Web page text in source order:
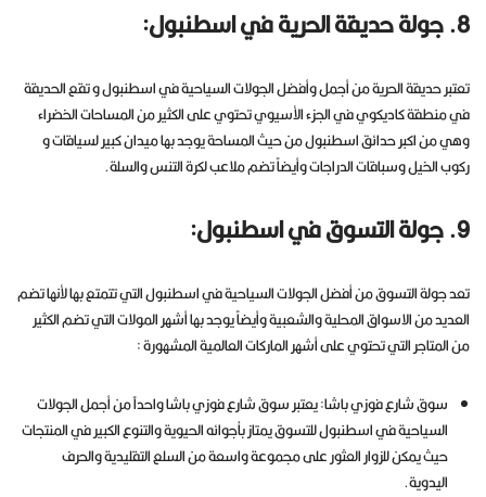
8. جولة حديقة الحرية في اسطنبول:
تعتبر حديقة الحرية من أجمل وأفضل الجولات السياحية في اسطنبول و تقع الحديقة
في منطقة كاديكوي في الجزء الأسيوي تحتوي على الكثير من المساحات الخضراء
وهي من اكبر حدائق اسطنبول من حيث المساحة يوجد بها ميدان كبير لسياقات و
ركوب الخيل وسباقات الدراجات وأيضاً تضم ملاعب لكرة التنس والسلة.
9. جولة التسوق في اسطنبول:
تعد جولة التسوق من أفضل الجولات السياحية في اسطنبول التي تتمتع بها لأنها تضم
العديد من الاسواق المحلية والشعبية وأيضاً يوجد بها أشهر المولات التي تضم الكثير
من المتاجر التي تحتوي على أشهر الماركات العالمية المشهورة :
سوق شارع فوزي باشا: يعتبر سوق شارع فوزي باشا واحداً من أجمل الجولات
السياحية في اسطنبول للتسوق يمتاز بأجوائه الحيوية والتنوع الكبير في المنتجات
حيث يمكن للزوار العثور على مجموعة واسعة من السلع التقليدية والحرف
اليدوية.